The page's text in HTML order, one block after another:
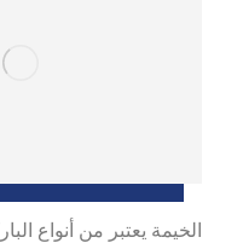
الخيمة يعتبر من أنواع